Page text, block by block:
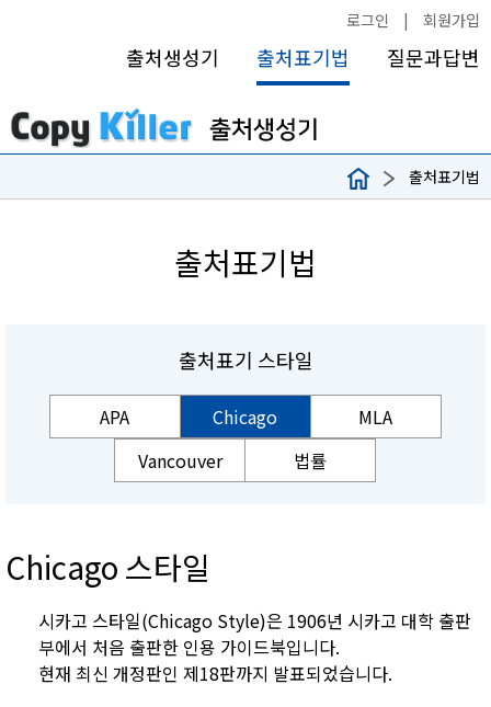
로그인 | 회원가입
출처생성기 출처표기법 질문과답변
출처표기법
출처표기법
출처표기 스타일
APA Chicago
MLA
Vancouver
법률
Chicago 스타일
시카고 스타일(Chicago Style)은 1906년 시카고 대학 출판
부에서 처음 출판한 인용 가이드북입니다.
현재 최신 개정판인 제18판까지 발표되었습니다.